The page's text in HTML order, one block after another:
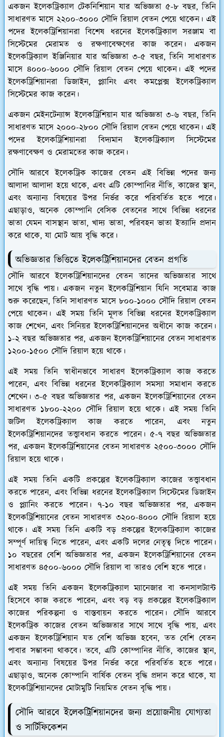
একজন ইলেকট্রিক্যাল টেকনিশিয়ান যার অভিজ্ঞতা ৫-৮ বছর, তিনি
সাধারণত মাসে ২২০০-৩০০০ সৌদি রিয়াল বেতন পেয়ে থাকেন। এই
পদের ইলেকট্রিশিয়ানরা বিশেষ ধরনের ইলেকট্রিক্যাল সরঞ্জাম বা
সিস্টেমের মেরামত ও রক্ষণাবেক্ষণের কাজ করেন। একজন
ইলেকট্রিক্যাল ইঞ্জিনিয়ার যার অভিজ্ঞতা ৩-৫ বছর, তিনি সাধারণত
মাসে ৪০০০-৬০০০ সৌদি রিয়াল বেতন পেয়ে থাকেন। এই পদের
ইলেকট্রিশিয়ানরা ডিজাইন, প্ল্যানিং এবং কমপ্লেক্স ইলেকট্রিক্যাল
সিস্টেমের কাজ করেন।
একজন মেইনটেন্যান্স ইলেকট্রিশিয়ান যার অভিজ্ঞতা ৩-৬ বছর, তিনি
সাধারণত মাসে ২০০০-২৮০০ সৌদি রিয়াল বেতন পেয়ে থাকেন। এই
পদের ইলেকট্রিশিয়ানরা বিদ্যমান ইলেকট্রিক্যাল সিস্টেমের
রক্ষণাবেক্ষণ ও মেরামতের কাজ করেন।
সৌদি আরবে ইলেকট্রিক কাজের বেতন এই বিভিন্ন পদের জন্য
আলাদা আলাদা হয়ে থাকে, এবং এটি কোম্পানির নীতি, কাজের স্থান,
এবং অন্যান্য বিষয়ের উপর নির্ভর করে পরিবর্তিত হতে পারে।
এছাড়াও, অনেক কোম্পানি বেসিক বেতনের সাথে বিভিন্ন ধরনের
ভাতা যেমন বাসস্থান ভাতা, খাদ্য ভাতা, পরিবহন ভাতা ইত্যাদি প্রদান
করে থাকে, যা মোট আয় বৃদ্ধি করে।
অভিজ্ঞতার ভিত্তিতে ইলেকট্রিশিয়ানদের বেতন প্রগতি
সৌদি আরবে ইলেকট্রিশিয়ানদের বেতন তাদের অভিজ্ঞতার সাথে
সাথে বৃদ্ধি পায়। একজন নতুন ইলেকট্রিশিয়ান যিনি সবেমাত্র কাজ
শুরু করেছেন, তিনি সাধারণত মাসে ৮০০-১০০০ সৌদি রিয়াল বেতন
পেয়ে থাকেন। এই সময় তিনি মূলত বিভিন্ন ধরনের ইলেকট্রিক্যাল
কাজ শেখেন, এবং সিনিয়র ইলেকট্রিশিয়ানদের অধীনে কাজ করেন।
১-২ বছর অভিজ্ঞতার পর, একজন ইলেকট্রিশিয়ানের বেতন সাধারণত
১২০০-১৫০০ সৌদি রিয়াল হয়ে থাকে।
এই সময় তিনি স্বাধীনভাবে সাধারণ ইলেকট্রিক্যাল কাজ করতে
পারেন, এবং বিভিন্ন ধরনের ইলেকট্রিক্যাল সমস্যা সমাধান করতে
শেখেন। ৩-৫ বছর অভিজ্ঞতার পর, একজন ইলেকট্রিশিয়ানের বেতন
সাধারণত ১৮০০-২২০০ সৌদি রিয়াল হয়ে থাকে। এই সময় তিনি
জটিল ইলেকট্রিক্যাল কাজ করতে পারেন, এবং নতুন
ইলেকট্রিশিয়ানদের তত্ত্বাবধান করতে পারেন। ৫-৭ বছর অভিজ্ঞতার
পর, একজন ইলেকট্রিশিয়ানের বেতন সাধারণত ২৫০০-৩০০০ সৌদি
রিয়াল হয়ে থাকে।
এই সময় তিনি একটি প্রকল্পের ইলেকট্রিক্যাল কাজের তত্ত্বাবধান
করতে পারেন, এবং বিভিন্ন ধরনের ইলেকট্রিক্যাল সিস্টেমের ডিজাইন
ও প্ল্যানিং করতে পারেন। ৭-১০ বছর অভিজ্ঞতার পর, একজন
ইলেকট্রিশিয়ানের বেতন সাধারণত ৩২০০-৪০০০ সৌদি রিয়াল হয়ে
থাকে। এই সময় তিনি একটি বড় প্রকল্পের ইলেকট্রিক্যাল কাজের
সম্পূর্ণ দায়িত্ব নিতে পারেন, এবং একটি দলের নেতৃত্ব দিতে পারেন।
১০ বছরের বেশি অভিজ্ঞতার পর, একজন ইলেকট্রিশিয়ানের বেতন
সাধারণত ৪৫০০-৬০০০ সৌদি রিয়াল বা তারও বেশি হতে পারে।
এই সময় তিনি একজন ইলেকট্রিক্যাল ম্যানেজার বা কনসালট্যান্ট
হিসেবে কাজ করতে পারেন, এবং বড় বড় প্রকল্পের ইলেকট্রিক্যাল
কাজের পরিকল্পনা ও বাস্তবায়ন করতে পারেন। সৌদি আরবে
ইলেকট্রিক কাজের বেতন অভিজ্ঞতার সাথে সাথে বৃদ্ধি পায়, এবং
একজন ইলেকট্রিশিয়ান যত বেশি অভিজ্ঞ হবেন, তত বেশি বেতন
পাবার সম্ভাবনা থাকবে। তবে, এটি কোম্পানির নীতি, কাজের স্থান,
এবং অন্যান্য বিষয়ের উপর নির্ভর করে পরিবর্তিত হতে পারে।
এছাড়াও, অনেক কোম্পানি বার্ষিক বেতন বৃদ্ধি প্রদান করে থাকে, যা
ইলেকট্রিশিয়ানদের মোটামুটি নিয়মিত বেতন বৃদ্ধি পায়।
সৌদি আরবে ইলেকট্রিশিয়ানদের জন্য প্রয়োজনীয় যোগ্যতা
ও সার্টিফিকেশন